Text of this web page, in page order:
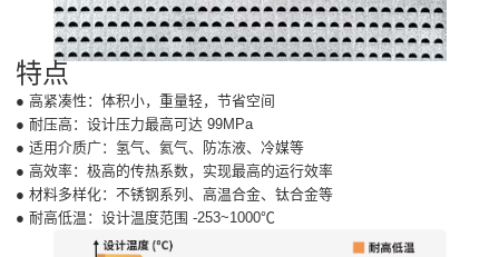
特点
● 高紧凑性：体积小，重量轻，节省空间
● 耐压高：设计压力最高可达 99MPa
● 适用介质广：氢气、氦气、防冻液、冷媒等
● 高效率：极高的传热系数，实现最高的运行效率
● 材料多样化：不锈钢系列、高温合金、钛合金等
● 耐高低温：设计温度范围 -253~1000℃